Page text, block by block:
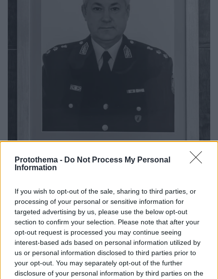
Protothema - Do Not Process My Personal
Information
If you wish to opt-out of the sale, sharing to third parties, or
processing of your personal or sensitive information for
targeted advertising by us, please use the below opt-out
section to confirm your selection. Please note that after your
opt-out request is processed you may continue seeing
interest-based ads based on personal information utilized by
us or personal information disclosed to third parties prior to
your opt-out. You may separately opt-out of the further
disclosure of your personal information by third parties on the
16 χρόνια από τον θάνατο του Γιώργου Βασιλάκη από
δεν έπαψε ποτέ να βαραίνει την ψυχή μου» λέει ο
Χρυσοχοΐδης
«Δεν ήταν μόνο ένας άξιος αξιωματικός, ήταν ένας
στενός συνεργάτης με τον οποίο μοιραστήκαμε
δύσκολες στιγμές και την κοινή πεποίθηση ότι η
ασφάλεια και η δημοκρατία απαιτούν καθημερινή
προσφορά και προσωπική ευθύνη»
24.06.2026, 12:46